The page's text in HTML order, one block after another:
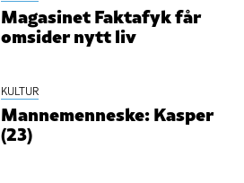
Magasinet Faktafyk får
omsider nytt liv
KULTUR
Mannemenneske: Kasper
(23)